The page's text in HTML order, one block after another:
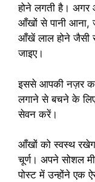
होने लगती है।
आँखों से पानी आना,
आँखें लाल होने जैसी
जाइए।
इससे आपकी नज़र
लगाने से बचने के
सेवन करें।
आँखों को स्वस्थ रखेगा
चूर्ण। अपने सोशल
पोस्ट में उन्होंने एक